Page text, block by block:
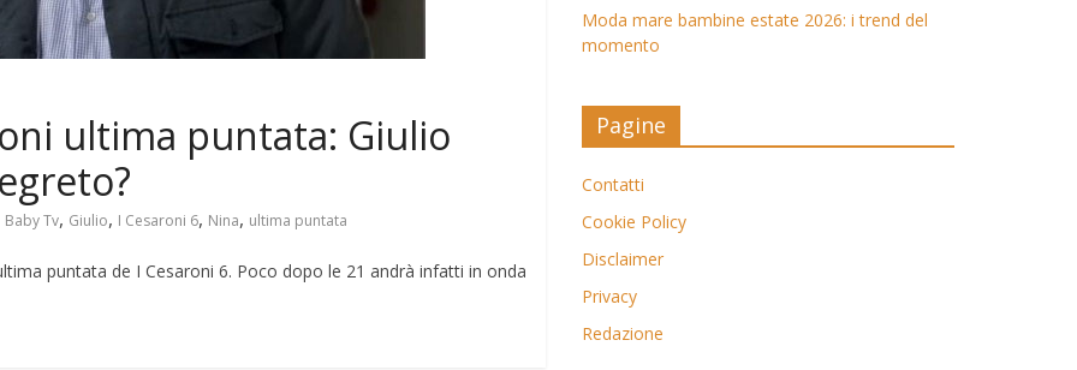
ultima puntata: Giulio
Baby Tv, Giulio, I Cesaroni 6, Nina, ultima puntata
puntata de I Cesaroni 6. Poco dopo le 21 andrà infatti in onda
Moda mare bambine estate 2026: i trend del
momento
Pagine
Contatti
Cookie Policy
Disclaimer
Privacy
Redazione